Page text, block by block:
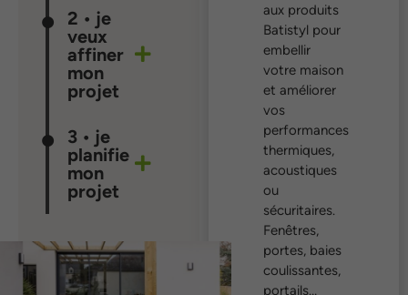
2 • je
veux
affiner
mon
projet
3 • je
planifie
mon
projet
aux produits
Batistyl pour
embellir
votre maison
et améliorer
vos
performances
thermiques,
acoustiques
ou
sécuritaires.
Fenêtres,
portes, baies
coulissantes,
portails…